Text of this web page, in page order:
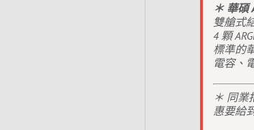
＊ 華碩
雙艙式
4 顆
標準的
電容、
＊ 同業
惠要給